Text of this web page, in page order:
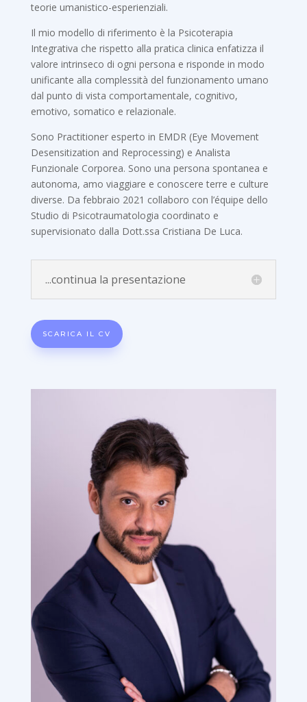
teorie umanistico-esperienziali.
Il mio modello di riferimento è la Psicoterapia
Integrativa che rispetto alla pratica clinica enfatizza il
valore intrinseco di ogni persona e risponde in modo
unificante alla complessità del funzionamento umano
dal punto di vista comportamentale, cognitivo,
emotivo, somatico e relazionale.
Sono Practitioner esperto in EMDR (Eye Movement
Desensitization and Reprocessing) e Analista
Funzionale Corporea. Sono una persona spontanea e
autonoma, amo viaggiare e conoscere terre e culture
diverse. Da febbraio 2021 collaboro con l’équipe dello
Studio di Psicotraumatologia coordinato e
supervisionato dalla Dott.ssa Cristiana De Luca.
...continua la presentazione
SCARICA IL CV